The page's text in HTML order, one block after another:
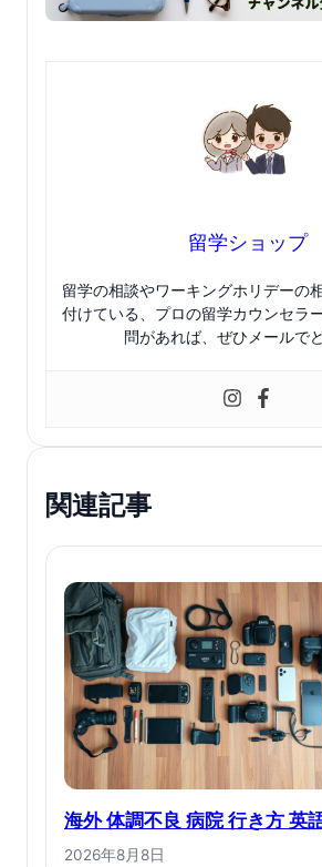
留学ショップ
留学の相談やワーキングホリデーの
付けている、プロの留学カウンセラ
問があれば、ぜひメールで
関連記事
海外 体調不良 病院 行き方 英
2026年8月8日